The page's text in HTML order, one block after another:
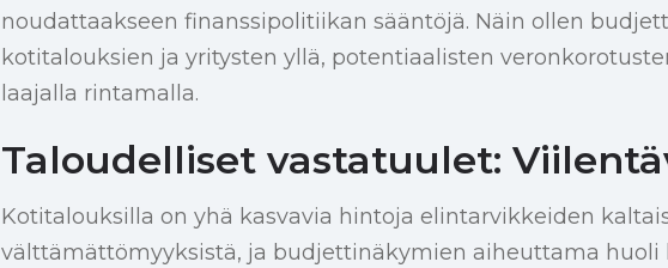
noudattaakseen finanssipolitiikan sääntöjä. Näin ollen
kotitalouksien ja yritysten yllä, potentiaalisten
laajalla rintamalla.
Taloudelliset vastatuulet:
Kotitalouksilla on yhä kasvavia hintoja elintarvikkeiden
välttämättömyyksistä, ja budjettinäkymien aiheuttama huoli